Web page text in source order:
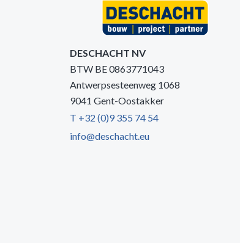
DESCHACHT NV
BTW BE 0863771043
Antwerpsesteenweg 1068
9041 Gent-Oostakker
T +32 (0)9 355 74 54
info@deschacht.eu